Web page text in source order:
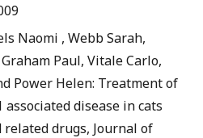
Naomi , Webb Sarah,
Paul, Vitale Carlo,
Power Helen: Treatment of
disease in cats
drugs, Journal of